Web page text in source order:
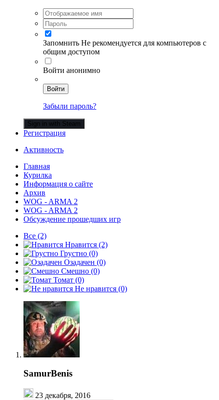
Запомнить Не рекомендуется для компьютеров с
общим доступом
Войти анонимно
Войти
Забыли пароль?
Sign in with Steam
Регистрация
Активность
Главная
Курилка
Информация о сайте
Архив
WOG - ARMA 2
WOG - ARMA 2
Обсуждение прошедших игр
Все (2)
Нравится (2)
Грустно (0)
Озадачен (0)
Смешно (0)
Томат (0)
Не нравится (0)
SamurBenis
23 декабря, 2016